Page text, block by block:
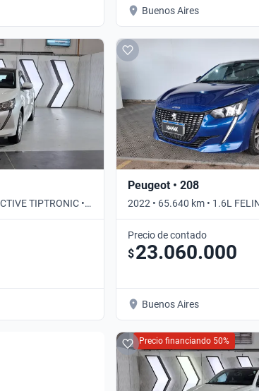
Buenos Aires
TIPTRONIC •
Peugeot • 208
2022 • 65.640 km • 1.6L
Automático
Precio de contado
$23.060.000
Buenos Aires
Precio financiando 50%